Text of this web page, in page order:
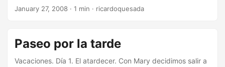
semana Santa pasada) y ahí nos divertimos paseando un
January 27, 2008 · 1 min · ricardoquesada
Paseo por la tarde
Vacaciones. Día 1. El atardecer. Con Mary decidimos salir a